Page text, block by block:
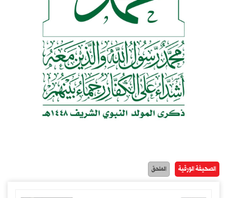
الصحيفة الورقية الملحق